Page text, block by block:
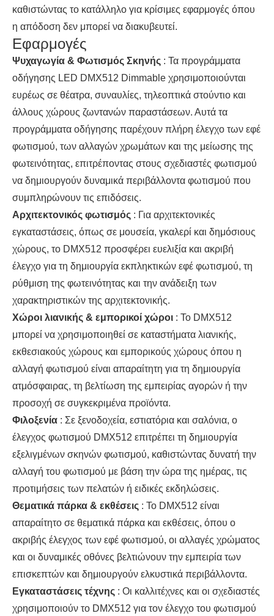
καθιστώντας το κατάλληλο για κρίσιμες εφαρμογές όπου
η απόδοση δεν μπορεί να διακυβευτεί.
Εφαρμογές
Ψυχαγωγία & Φωτισμός Σκηνής : Τα προγράμματα
οδήγησης LED DMX512 Dimmable χρησιμοποιούνται
ευρέως σε θέατρα, συναυλίες, τηλεοπτικά στούντιο και
άλλους χώρους ζωντανών παραστάσεων. Αυτά τα
προγράμματα οδήγησης παρέχουν πλήρη έλεγχο των εφέ
φωτισμού, των αλλαγών χρωμάτων και της μείωσης της
φωτεινότητας, επιτρέποντας στους σχεδιαστές φωτισμού
να δημιουργούν δυναμικά περιβάλλοντα φωτισμού που
συμπληρώνουν τις επιδόσεις.
Αρχιτεκτονικός φωτισμός : Για αρχιτεκτονικές
εγκαταστάσεις, όπως σε μουσεία, γκαλερί και δημόσιους
χώρους, το DMX512 προσφέρει ευελιξία και ακριβή
έλεγχο για τη δημιουργία εκπληκτικών εφέ φωτισμού, τη
ρύθμιση της φωτεινότητας και την ανάδειξη των
χαρακτηριστικών της αρχιτεκτονικής.
Χώροι λιανικής & εμπορικοί χώροι : Το DMX512
μπορεί να χρησιμοποιηθεί σε καταστήματα λιανικής,
εκθεσιακούς χώρους και εμπορικούς χώρους όπου η
αλλαγή φωτισμού είναι απαραίτητη για τη δημιουργία
ατμόσφαιρας, τη βελτίωση της εμπειρίας αγορών ή την
προσοχή σε συγκεκριμένα προϊόντα.
Φιλοξενία : Σε ξενοδοχεία, εστιατόρια και σαλόνια, ο
έλεγχος φωτισμού DMX512 επιτρέπει τη δημιουργία
εξελιγμένων σκηνών φωτισμού, καθιστώντας δυνατή την
αλλαγή του φωτισμού με βάση την ώρα της ημέρας, τις
προτιμήσεις των πελατών ή ειδικές εκδηλώσεις.
Θεματικά πάρκα & εκθέσεις : Το DMX512 είναι
απαραίτητο σε θεματικά πάρκα και εκθέσεις, όπου ο
ακριβής έλεγχος των εφέ φωτισμού, οι αλλαγές χρώματος
και οι δυναμικές οθόνες βελτιώνουν την εμπειρία των
επισκεπτών και δημιουργούν ελκυστικά περιβάλλοντα.
Εγκαταστάσεις τέχνης : Οι καλλιτέχνες και οι σχεδιαστές
χρησιμοποιούν το DMX512 για τον έλεγχο του φωτισμού